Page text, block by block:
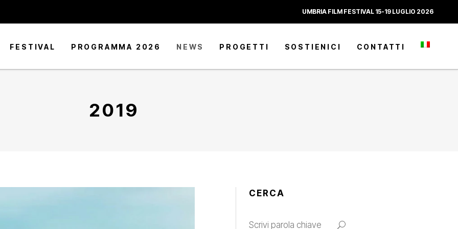
UMBRIA FILM FESTIVAL 15-19 LUGLIO 2026
FESTIVAL PROGRAMMA 2026 NEWS PROGETTI SOSTIENICI CONTATTI
2019
CERCA
for: